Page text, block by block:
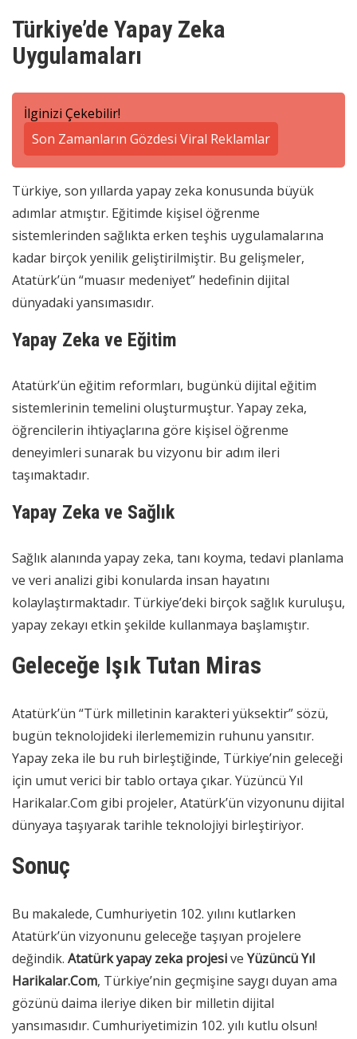
Türkiye’de Yapay Zeka
Uygulamaları
İlginizi Çekebilir!
Son Zamanların Gözdesi Viral Reklamlar
Türkiye, son yıllarda yapay zeka konusunda büyük
adımlar atmıştır. Eğitimde kişisel öğrenme
sistemlerinden sağlıkta erken teşhis uygulamalarına
kadar birçok yenilik geliştirilmiştir. Bu gelişmeler,
Atatürk’ün “muasır medeniyet” hedefinin dijital
dünyadaki yansımasıdır.
Yapay Zeka ve Eğitim
Atatürk’ün eğitim reformları, bugünkü dijital eğitim
sistemlerinin temelini oluşturmuştur. Yapay zeka,
öğrencilerin ihtiyaçlarına göre kişisel öğrenme
deneyimleri sunarak bu vizyonu bir adım ileri
taşımaktadır.
Yapay Zeka ve Sağlık
Sağlık alanında yapay zeka, tanı koyma, tedavi planlama
ve veri analizi gibi konularda insan hayatını
kolaylaştırmaktadır. Türkiye’deki birçok sağlık kuruluşu,
yapay zekayı etkin şekilde kullanmaya başlamıştır.
Geleceğe Işık Tutan Miras
Atatürk’ün “Türk milletinin karakteri yüksektir” sözü,
bugün teknolojideki ilerlememizin ruhunu yansıtır.
Yapay zeka ile bu ruh birleştiğinde, Türkiye’nin geleceği
için umut verici bir tablo ortaya çıkar. Yüzüncü Yıl
Harikalar.Com gibi projeler, Atatürk’ün vizyonunu dijital
dünyaya taşıyarak tarihle teknolojiyi birleştiriyor.
Sonuç
Bu makalede, Cumhuriyetin 102. yılını kutlarken
Atatürk’ün vizyonunu geleceğe taşıyan projelere
değindik. Atatürk yapay zeka projesive Yüzüncü Yıl
Harikalar.Com, Türkiye’nin geçmişine saygı duyan ama
gözünü daima ileriye diken bir milletin dijital
yansımasıdır. Cumhuriyetimizin 102. yılı kutlu olsun!